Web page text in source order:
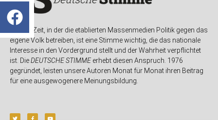
In einer Zeit, in der die etablierten Massenmedien Politik gegen das
eigene Volk betreiben, ist eine Stimme wichtig, die das nationale
Interesse in den Vordergrund stellt und der Wahrheit verpflichtet
ist. DieDEUTSCHE STIMMEerhebt diesen Anspruch. 1976
gegründet, leisten unsere Autoren Monat für Monat ihren Beitrag
für eine ausgewogenere Meinungsbildung.